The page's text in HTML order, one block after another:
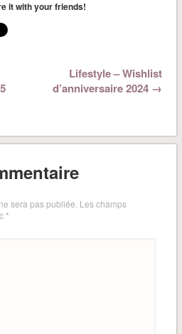
it with your friends!
Lifestyle – Wishlist
d’anniversaire 2024 →
sera pas publiée. Les champs
*